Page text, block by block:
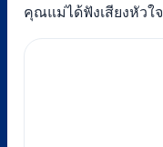
คุณแม่ได้ฟังเสียงหัวใ